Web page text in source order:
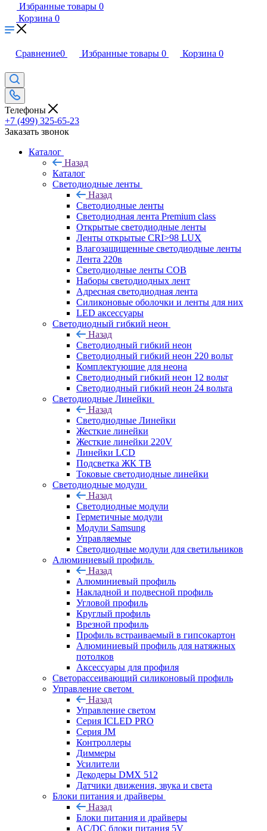
Избранные товары 0
Корзина 0
Сравнение0 Избранные товары 0 Корзина 0
Телефоны
+7 (499) 325-65-23
Заказать звонок
Каталог
Назад
Каталог
Светодиодные ленты
Назад
Светодиодные ленты
Светодиодная лента Premium class
Открытые светодиодные ленты
Ленты открытые CRI>98 LUX
Влагозащищенные светодиодные ленты
Лента 220в
Светодиодные ленты COB
Наборы светодиодных лент
Адресная светодиодная лента
Силиконовые оболочки и ленты для них
LED аксессуары
Светодиодный гибкий неон
Назад
Светодиодный гибкий неон
Светодиодный гибкий неон 220 вольт
Комплектующие для неона
Светодиодный гибкий неон 12 вольт
Светодиодный гибкий неон 24 вольта
Светодиодные Линейки
Назад
Светодиодные Линейки
Жесткие линейки
Жесткие линейки 220V
Линейки LCD
Подсветка ЖК ТВ
Токовые светодиодные линейки
Светодиодные модули
Назад
Светодиодные модули
Герметичные модули
Модули Samsung
Управляемые
Светодиодные модули для светильников
Алюминиевый профиль
Назад
Алюминиевый профиль
Накладной и подвесной профиль
Угловой профиль
Круглый профиль
Врезной профиль
Профиль встраиваемый в гипсокартон
Алюминиевый профиль для натяжных
потолков
Аксессуары для профиля
Светорассеивающий силиконовый профиль
Управление светом
Назад
Управление светом
Серия ICLED PRO
Серия JM
Контроллеры
Диммеры
Усилители
Декодеры DMX 512
Датчики движения, звука и света
Блоки питания и драйверы
Назад
Блоки питания и драйверы
AC/DC блоки питания 5V